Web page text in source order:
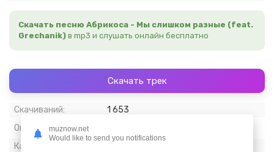
Скачать песню Абрикоса - Мы слишком разные (feat.
Grechanik) в mp3 и слушать онлайн бесплатно
Скачать трек
Скачиваний:
1 653
Опубликовано:
Качество:
muznow.net
Would like to send you notifications